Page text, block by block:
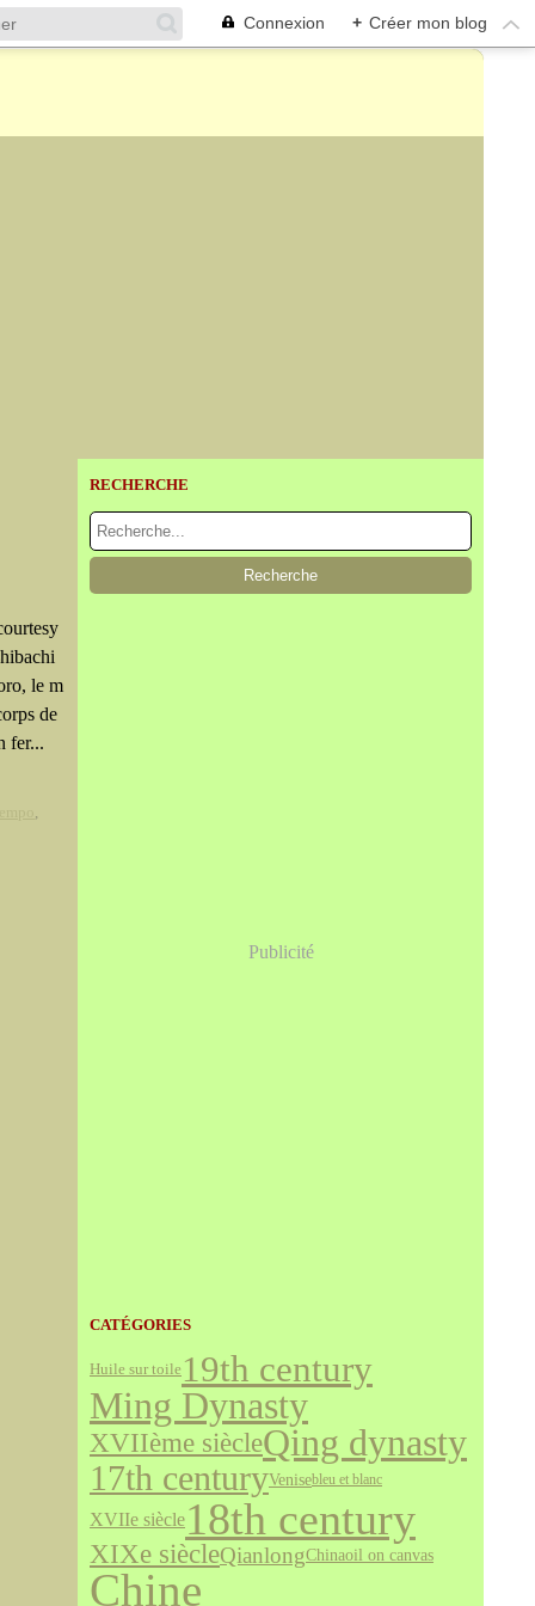
Connexion + Créer mon blog
le m
de
fer...
,
RECHERCHE
Publicité
CATÉGORIES
Huile sur toile 19th century
Ming Dynasty
XVIIème siècleQing dynasty
17th centuryVenisebleu et blanc
XVIIe siècle18th century
XIXe siècleQianlongChinaoil on canvas
Chine